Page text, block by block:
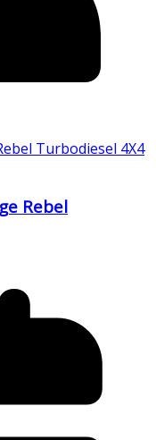
Rebel